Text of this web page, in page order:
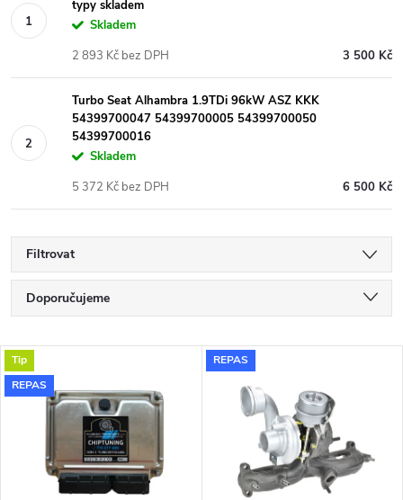
typy skladem
Skladem
3 500 Kč
2 893 Kč bez DPH
Turbo Seat Alhambra 1.9TDi 96kW ASZ KKK
54399700047 54399700005 54399700050
54399700016
Skladem
6 500 Kč
5 372 Kč bez DPH
Filtrovat
Ř
a
z
Doporučujeme
Nejdražší
Nejprodávanější
V
ý
Tip
REPAS
REPAS